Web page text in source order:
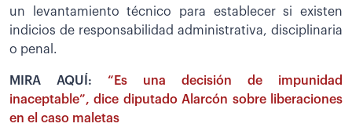
un levantamiento técnico para establecer si existen
indicios de responsabilidad administrativa, disciplinaria
o penal.
MIRA AQUÍ: “Es una decisión de impunidad
inaceptable”, dice diputado Alarcón sobre liberaciones
en el caso maletas